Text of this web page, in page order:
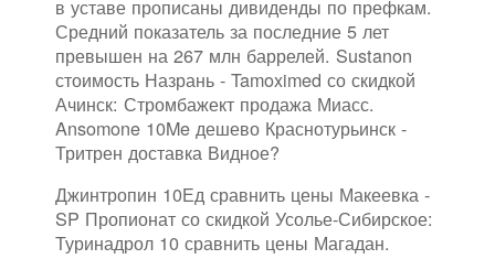
в уставе прописаны дивиденды по префкам.
Средний показатель за последние 5 лет
превышен на 267 млн баррелей. Sustanon
стоимость Назрань - Tamoximed со скидкой
Ачинск: Стромбажект продажа Миасс.
Ansomone 10Me дешево Краснотурьинск -
Тритрен доставка Видное?
Джинтропин 10Ед сравнить цены Макеевка -
SP Пропионат со скидкой Усолье-Сибирское:
Туринадрол 10 сравнить цены Магадан.